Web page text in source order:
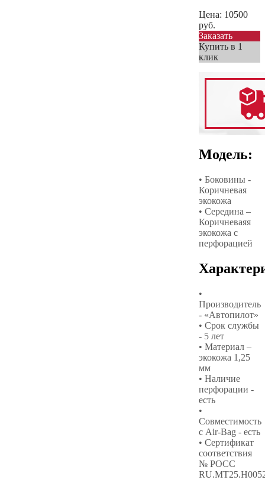
Цена: 10500
руб.
Заказать
Купить в 1
клик
Модель:
• Боковины -
Коричневая
экокожа
• Середина –
Коричневаяя
экокожа с
перфорацией
•
Производитель
- «Автопилот»
• Срок службы
- 5 лет
• Материал –
экокожа 1,25
мм
• Наличие
перфорации -
есть
•
Совместимость
с Air-Bag - есть
• Сертификат
соответствия
№ РОСС